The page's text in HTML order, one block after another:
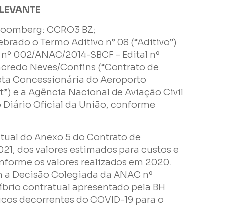
CCRO3 BZ;
o Termo Aditivo n° 08 (“Aditivo”)
002/ANAC/2014-SBCF – Edital nº
Neves/Confins (“Contrato de
Concessionária do Aeroporto
e a Agência Nacional de Aviação Civil
Diário Oficial da União, conforme
do Anexo 5 do Contrato de
dos valores estimados para custos e
os valores realizados em 2020.
Decisão Colegiada da ANAC nº
contratual apresentado pela BH
decorrentes do COVID-19 para o